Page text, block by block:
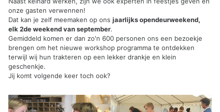
onze gasten verwennen!
Dat kan je zelf meemaken op onsjaarlijks opendeurweekend,
elk 2de weekend van september.
Gemiddeld komen er dan zo'n 600 personen ons een bezoekje
brengen om het nieuwe workshop programma te ontdekken
terwijl wij hun trakteren op een lekker drankje en klein
geschenkje.
Jij komt volgende keer toch ook?